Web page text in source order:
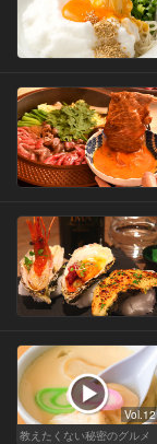
Vol.12
教えたくない秘密のグルメ